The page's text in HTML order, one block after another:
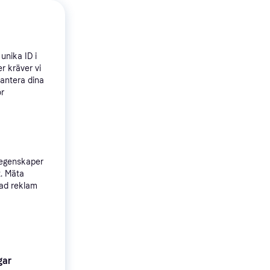
G
ID i
kräver vi
dina
Mäta
reklam